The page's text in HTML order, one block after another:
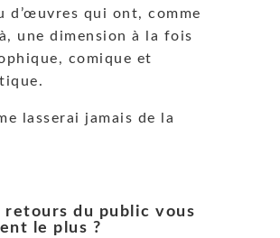
d’œuvres qui ont, comme
une dimension à la fois
comique et
lasserai jamais de la
retours du public vous
le plus ?